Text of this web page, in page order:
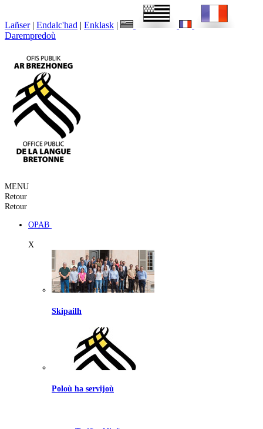
Lañser | Endalc'had | Enklask |
Darempredoù
MENU
Retour
Retour
OPAB
X
Skipailh
Poloù ha servijoù